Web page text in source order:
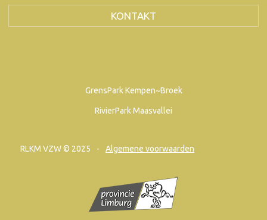
KONTAKT
GrensPark Kempen~Broek
RivierPark Maasvallei
RLKM VZW © 2025 Algemene voorwaarden